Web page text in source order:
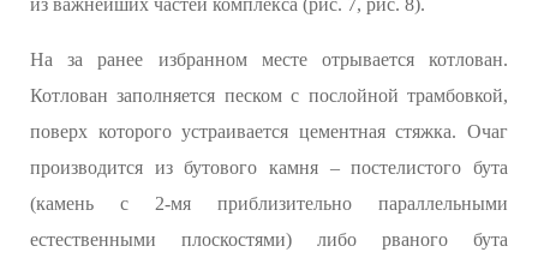
из важнейших частей комплекса (рис. 7, рис. 8).
На за ранее избранном месте отрывается котлован.
Котлован заполняется песком с послойной трамбовкой,
поверх которого устраивается цементная стяжка. Очаг
производится из бутового камня – постелистого бута
(камень с 2-мя приблизительно параллельными
естественными плоскостями) либо рваного бута